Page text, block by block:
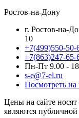
Ростов-на-Дону
г. Ростов-на-
10
+7(499)550-50-
+7(863)247-65-
Пн-Пт 9.00 -
s-e@7-el.ru
Посмотреть на
Цены на сайте
являются